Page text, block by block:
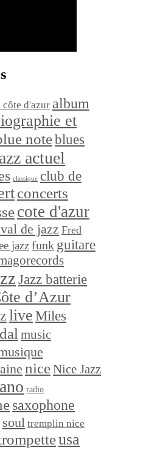
côte d'azur album
et
noteblues
actuel
classique club de
concerts
cote d'azur
de jazz Fred
jazzfunk guitare
Jazz batterie
d’Azur
live Miles
music
niceNice Jazz
radio
saxophone
soul tremplin nice
usa